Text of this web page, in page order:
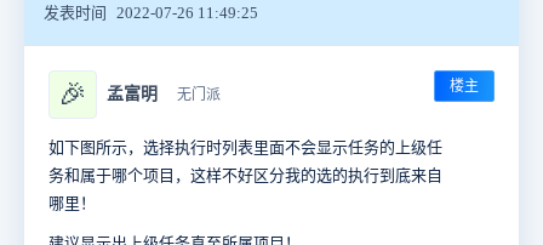
发表时间
2022-07-26 11:49:25
🎉 孟富明 无门派 楼主
如下图所示，选择执行时列表里面不会显示任务的上级任
务和属于哪个项目，这样不好区分我的选的执行到底来自
哪里！